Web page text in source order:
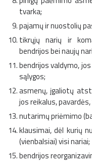
tvarka;
pajamų ir nuostolių
tikrųjų narių ir
bendrijos bei naujų
bendrijos valdymo,
sąlygos;
asmenų, įgaliotų
jos reikalus,
nutarimų priėmimo
klausimai, dėl kurių
(vienbalsiai) visi nariai;
bendrijos